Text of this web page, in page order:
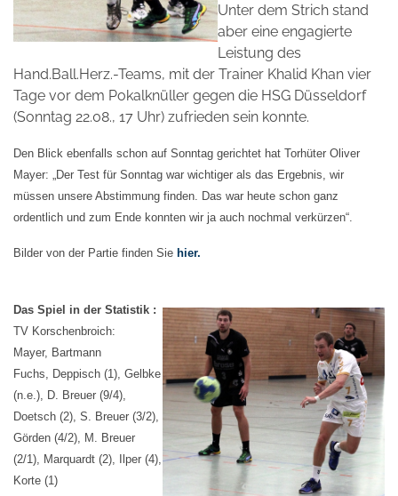
Unter dem Strich stand
aber eine engagierte
Leistung des
Hand.Ball.Herz.-Teams, mit der Trainer Khalid Khan vier
Tage vor dem Pokalknüller gegen die HSG Düsseldorf
(Sonntag 22.08., 17 Uhr) zufrieden sein konnte.
Den Blick ebenfalls schon auf Sonntag gerichtet hat Torhüter Oliver
Mayer: „Der Test für Sonntag war wichtiger als das Ergebnis, wir
müssen unsere Abstimmung finden. Das war heute schon ganz
ordentlich und zum Ende konnten wir ja auch nochmal verkürzen“.
Bilder von der Partie finden Sie hier.
Das Spiel in der Statistik :
TV Korschenbroich:
Mayer, Bartmann
Fuchs, Deppisch (1), Gelbke
(n.e.), D. Breuer (9/4),
Doetsch (2), S. Breuer (3/2),
Görden (4/2), M. Breuer
(2/1), Marquardt (2), Ilper (4),
Korte (1)